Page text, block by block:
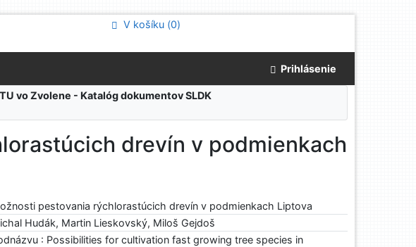
V košíku (0)
Prihlásenie
vo Zvolene - Katalóg dokumentov SLDK
drevín v podmienkach
pestovania rýchlorastúcich drevín v podmienkach Liptova
Hudák, Martin Lieskovský, Miloš Gejdoš
: Possibilities for cultivation fast growing tree species in